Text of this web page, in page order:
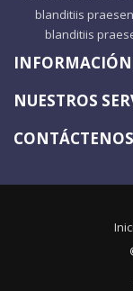
blanditiis
blanditiis
INFORMACIÓN
NUESTROS
CONTÁCTENOS